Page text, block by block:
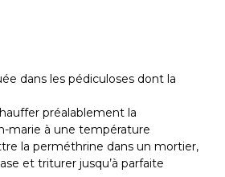
dans les pédiculoses dont la
préalablement la
marie à une température
la perméthrine dans un mortier,
et triturer jusqu’à parfaite